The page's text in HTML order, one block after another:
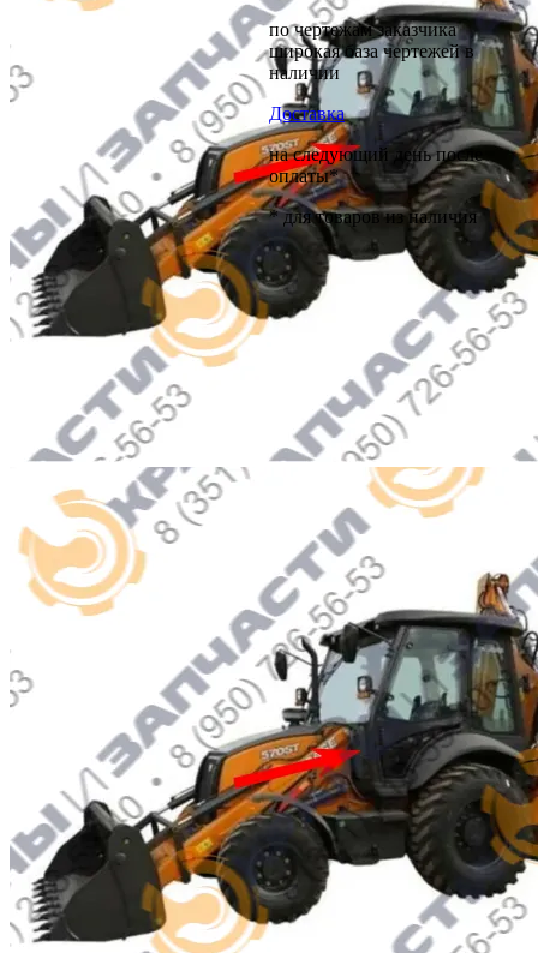
по чертежам заказчика
широкая база чертежей в
наличии
Доставка
на следующий день после
оплаты*
* для товаров из наличия